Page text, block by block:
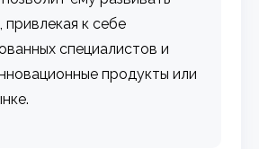
привлекая к себе
специалистов и
продукты или